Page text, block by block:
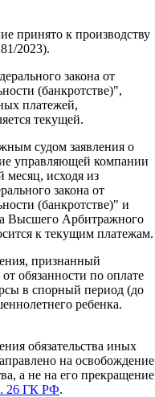
принято к производству
2023).
закона от
(банкротстве)",
платежей,
текущей.
судом заявления о
управляющей компании
месяц, исходя из
закона от
(банкротстве)" и
Высшего Арбитражного
к текущим платежам.
признанный
обязанности по оплате
в спорный период (до
ребенка.
обязательства иных
на освобождение
а не на его прекращение
26 ГК РФ.